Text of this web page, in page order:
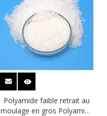
Polyamide faible retrait au
moulage en gros Polyamide